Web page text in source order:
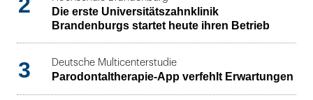
Die erste Universitätszahnklinik
Brandenburgs startet heute ihren Betrieb
3 Deutsche Multicenterstudie
Parodontaltherapie-App verfehlt Erwartungen